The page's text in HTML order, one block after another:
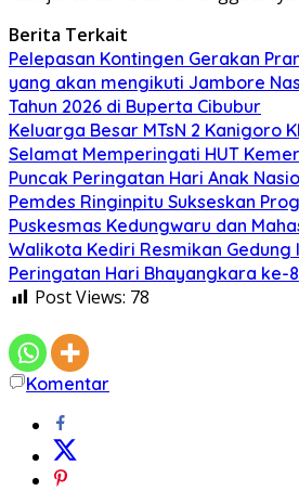
Berita Terkait
Pelepasan Kontingen Gerakan
yang akan mengikuti Jambore
Tahun 2026 di Buperta Cibubur
Keluarga Besar MTsN 2 Kanigoro
Selamat Memperingati HUT
Puncak Peringatan Hari Anak
Pemdes Ringinpitu Sukseskan
Puskesmas Kedungwaru dan
Walikota Kediri Resmikan Gedung
Peringatan Hari Bhayangkara ke-
Post Views: 78
Komentar